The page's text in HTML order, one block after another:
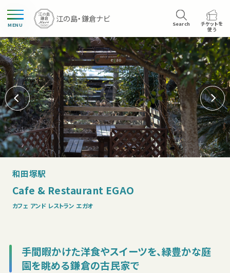
MENU Search
チケットを
使う
和田塚駅
Cafe & Restaurant EGAO
カフェ アンド レストラン エガオ
手間暇かけた洋食やスイーツを、緑豊かな庭
園を眺める鎌倉の古民家で